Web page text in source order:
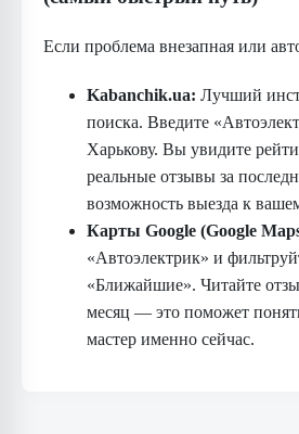
Если проблема внезапная или
Kabanchik.ua: Лучший
поиска. Введите
Харькову. Вы увидите
реальные отзывы за
возможность выезда к
Карты Google (Google
«Автоэлектрик» и
«Ближайшие». Читайте
месяц — это поможет
мастер именно сейчас.